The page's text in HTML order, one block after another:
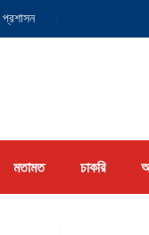
যুক্তরাষ্ট্রে
মতামত চাকরি